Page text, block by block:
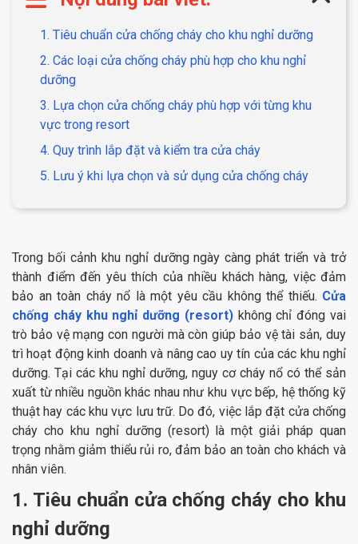
1. Tiêu chuẩn cửa chống cháy cho khu nghỉ dưỡng
2. Các loại cửa chống cháy phù hợp cho khu nghỉ
dưỡng
3. Lựa chọn cửa chống cháy phù hợp với từng khu
vực trong resort
4. Quy trình lắp đặt và kiểm tra cửa cháy
5. Lưu ý khi lựa chọn và sử dụng cửa chống cháy
Trong bối cảnh khu nghỉ dưỡng ngày càng phát triển và trở
thành điểm đến yêu thích của nhiều khách hàng, việc đảm
bảo an toàn cháy nổ là một yêu cầu không thể thiếu. Cửa
chống cháy khu nghỉ dưỡng (resort)không chỉ đóng vai
trò bảo vệ mạng con người mà còn giúp bảo vệ tài sản, duy
trì hoạt động kinh doanh và nâng cao uy tín của các khu nghỉ
dưỡng. Tại các khu nghỉ dưỡng, nguy cơ cháy nổ có thể sản
xuất từ ​​nhiều nguồn khác nhau như khu vực bếp, hệ thống kỹ
thuật hay các khu vực lưu trữ. Do đó, việc lắp đặt cửa chống
cháy cho khu nghỉ dưỡng (resort) là một giải pháp quan
trọng nhằm giảm thiểu rủi ro, đảm bảo an toàn cho khách và
nhân viên.
1. Tiêu chuẩn cửa chống cháy cho khu
nghỉ dưỡng